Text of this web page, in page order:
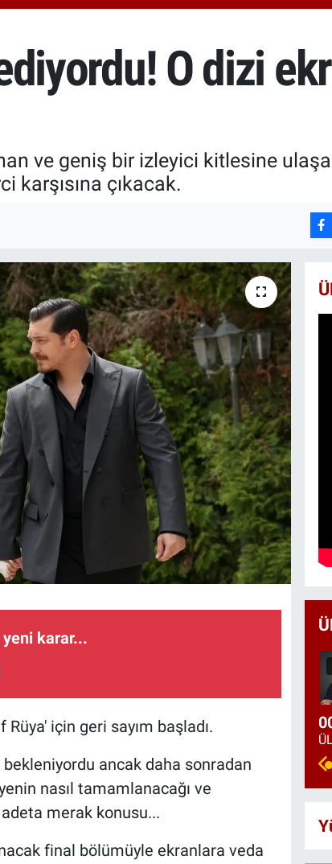
O dizi
ve geniş bir izleyici kitlesine
karşısına çıkacak.
yeni karar...
için geri sayım başladı.
ancak daha sonradan
nasıl tamamlanacağı ve
merak konusu...
final bölümüyle ekranlara veda